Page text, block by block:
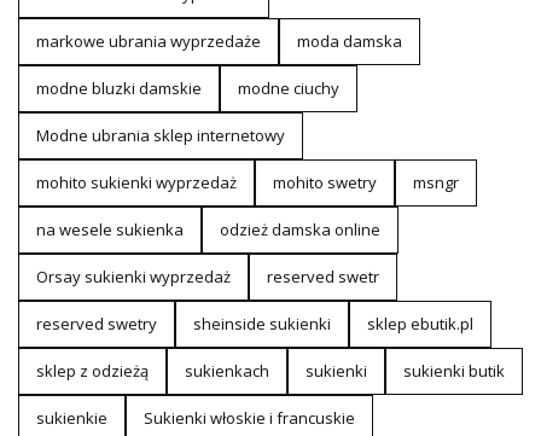
markowe ubrania wyprzedaże moda damska
modne bluzki damskie modne ciuchy
Modne ubrania sklep internetowy
mohito sukienki wyprzedaż mohito swetry msngr
na wesele sukienka odzież damska online
Orsay sukienki wyprzedaż reserved swetr
reserved swetry sheinside sukienki sklep ebutik.pl
sklep z odzieżą sukienkach sukienki sukienki butik
sukienkie Sukienki włoskie i francuskie